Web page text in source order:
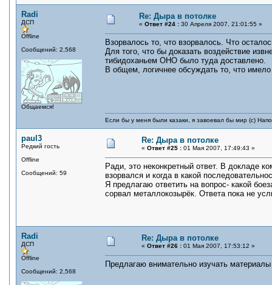
Radi
ДСП
Offline
Сообщений: 2,568
Общаемся!
Re: Дыра в потолке
« Ответ #24 : 30 Апреля 2007, 21:01:55 »
Взорвалось то, что взорвалось. Что
Для того, что бы доказать воздействие
тибидоханьем ОНО было туда доставлено.
В общем, логичнее обсуждать то, что
Если бы у меня были казаки, я завоевал бы мир (с)
paul3
Редкий гость
Offline
Сообщений: 59
Re: Дыра в потолке
« Ответ #25 : 01 Мая 2007, 17:49:43 »
Ради, это неконкретный ответ. В докладе
взорвался и когда в какой
Я предлагаю ответить на вопрос- какой
сорвал металлокозырёк. Ответа пока не
Radi
ДСП
Offline
Сообщений: 2,568
Re: Дыра в потолке
« Ответ #26 : 01 Мая 2007, 17:53:12 »
Предлагаю внимательно изучать